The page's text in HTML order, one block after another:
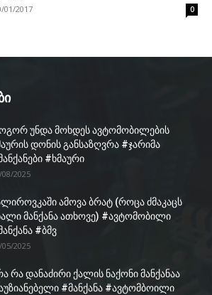
01/2017 0
უნდა მოხდეს ავტომობილების
დონის განსაზღვრა #ჯარიმა
#ხმაური
08/2025
ამოვა ბრატ (როცა ძმაკაცს
მანქანა ათხოვე) #ავტომობილი
#ბმვ
05/2025
რა დანაძირი ქალის ნაქონი მანქანაა
#მანქანა #ავტომბოილი